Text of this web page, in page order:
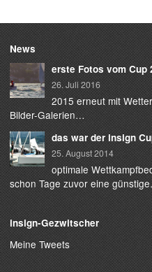
News
erste Fotos vom Cup
26. Juli 2016
2015 erneut mit
Bilder-Galerien…
das war der insign
25. August 2014
optimale
schon Tage zuvor eine
insign-Gezwitscher
Meine Tweets